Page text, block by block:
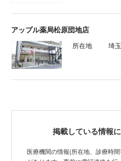
アップル薬局松原団地店
所在地 埼
掲載している情報
医療機関の情報(所在地、診療時